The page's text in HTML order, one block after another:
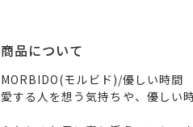
商品について
MORBIDO(モルビド)/優しい時間
愛する人を想う気持ちや、優しい